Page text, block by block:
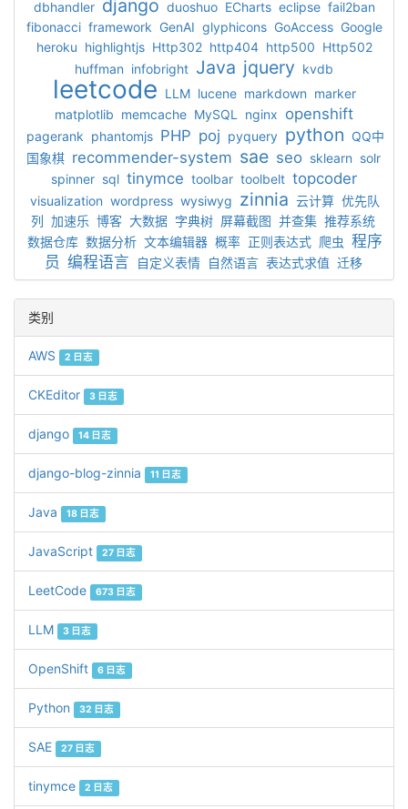
dbhandler django duoshuo ECharts eclipse fail2ban
fibonacci framework GenAI glyphicons GoAccess Google
heroku highlightjs Http302 http404 http500 Http502
huffman infobright Java jquery kvdb
leetcode LLM lucene markdown marker
matplotlib memcache MySQL nginx openshift
pagerank phantomjs PHP poj pyquery python QQ中
国象棋 recommender-system sae seo sklearn solr
spinner sql tinymce toolbar toolbelt topcoder
visualization wordpress wysiwyg zinnia 云计算 优先队
列 加速乐 博客 大数据 字典树 屏幕截图 并查集 推荐系统
数据仓库 数据分析 文本编辑器 概率 正则表达式 爬虫 程序
员 编程语言 自定义表情 自然语言 表达式求值 迁移
类别
AWS 2 日志
CKEditor 3 日志
django 14 日志
django-blog-zinnia 11 日志
Java 18 日志
JavaScript 27 日志
LeetCode 673 日志
LLM 3 日志
OpenShift 6 日志
Python 32 日志
SAE 27 日志
tinymce 2 日志